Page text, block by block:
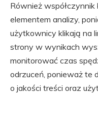
Również
elementem analizy,
użytkownicy klikają na
strony w wynikach
monitorować czas
odrzuceń, ponieważ te
o jakości treści oraz